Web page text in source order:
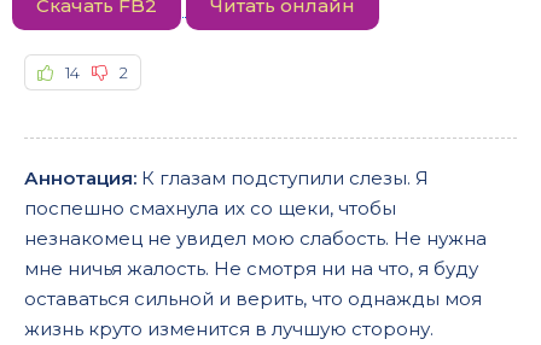
Скачать FB2 Читать онлайн
14 2
Аннотация: К глазам подступили слезы. Я
поспешно смахнула их со щеки, чтобы
незнакомец не увидел мою слабость. Не нужна
мне ничья жалость. Не смотря ни на что, я буду
оставаться сильной и верить, что однажды моя
жизнь круто изменится в лучшую сторону.